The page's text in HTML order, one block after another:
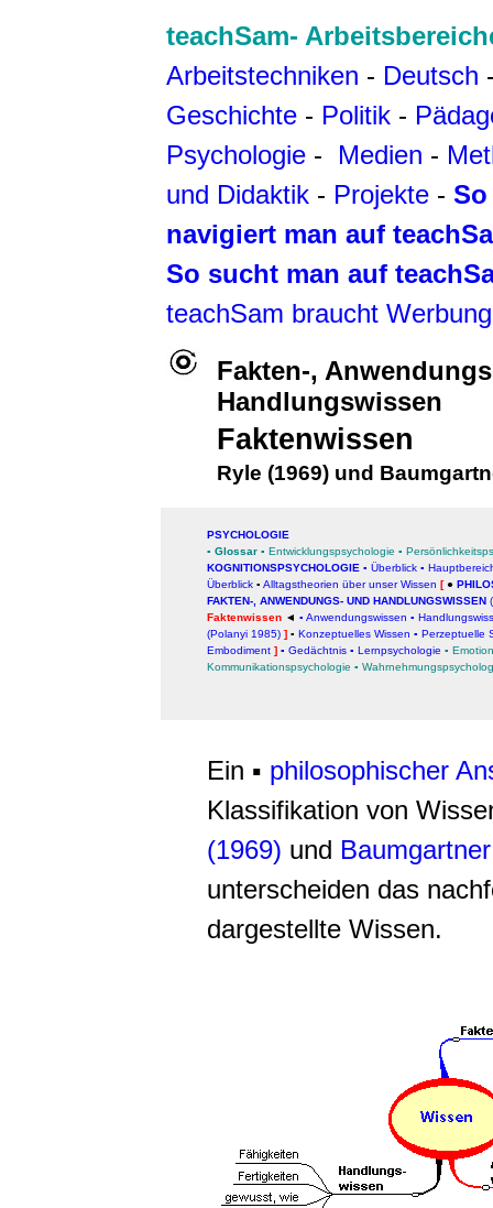
teachSam-
Arbeitstechniken - Deutsch
Geschichte - Politik -
Psychologie - Medien -
und Didaktik - Projekte - So
navigiert man auf
So sucht man auf
teachSam braucht Werbung
Fakten-,
Handlungswissen
Faktenwissen
Ryle (1969) und
PSYCHOLOGIE
▪ Glossar ▪ Entwicklungspsychologie ▪
KOGNITIONSPSYCHOLOGIE ▪ Überblick ▪
Überblick ▪ Alltagstheorien über unser Wissen [ ●
FAKTEN-, ANWENDUNGS- UND HANDLUNGSWISSEN
Faktenwissen ◄ ▪ Anwendungswissen ▪
(Polanyi 1985) ] ▪ Konzeptuelles Wissen ▪ Perzeptuelle
Embodiment ] ▪ Gedächtnis ▪ Lernpsychologie ▪
Kommunikationspsychologie ▪
Ein ▪ philosophischer
Klassifikation von
(1969) und
unterscheiden das
dargestellte Wissen.